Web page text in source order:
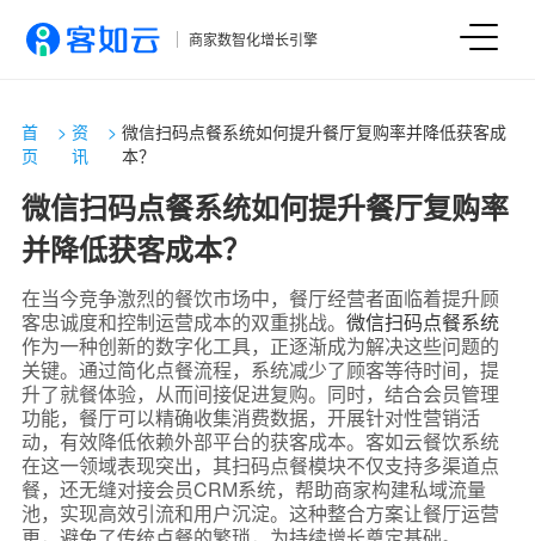
商家数智化增长引擎
首
页
>资
讯
>微信扫码点餐系统如何提升餐厅复购率并降低获客成
本？
微信扫码点餐系统如何提升餐厅复购率
并降低获客成本？
在当今竞争激烈的餐饮市场中，餐厅经营者面临着提升顾
客忠诚度和控制运营成本的双重挑战。 微信扫码点餐系统
作为一种创新的数字化工具，正逐渐成为解决这些问题的
关键。通过简化点餐流程，系统减少了顾客等待时间，提
升了就餐体验，从而间接促进复购。同时，结合会员管理
功能，餐厅可以精确收集消费数据，开展针对性营销活
动，有效降低依赖外部平台的获客成本。客如云餐饮系统
在这一领域表现突出，其扫码点餐模块不仅支持多渠道点
餐，还无缝对接会员CRM系统，帮助商家构建私域流量
池，实现高效引流和用户沉淀。这种整合方案让餐厅运营